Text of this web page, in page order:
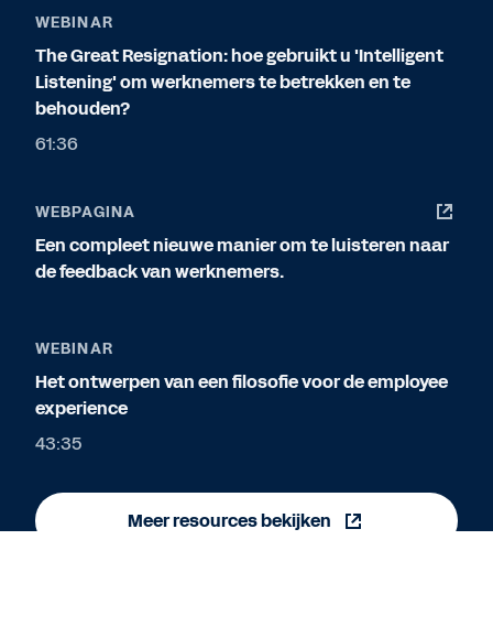
WEBINAR
The Great Resignation: hoe gebruikt u 'Intelligent
Listening' om werknemers te betrekken en te
behouden?
61:36
WEBPAGINA
Een compleet nieuwe manier om te luisteren naar
de feedback van werknemers.
WEBINAR
Het ontwerpen van een filosofie voor de employee
experience
43:35
Meer resources bekijken